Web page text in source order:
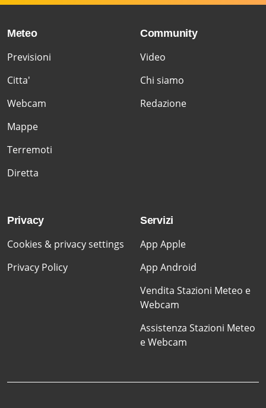
Meteo
Previsioni
Citta'
Webcam
Mappe
Terremoti
Diretta
Community
Video
Chi siamo
Redazione
Privacy
Cookies & privacy settings
Privacy Policy
Servizi
App Apple
App Android
Vendita Stazioni Meteo e
Webcam
Assistenza Stazioni Meteo
e Webcam